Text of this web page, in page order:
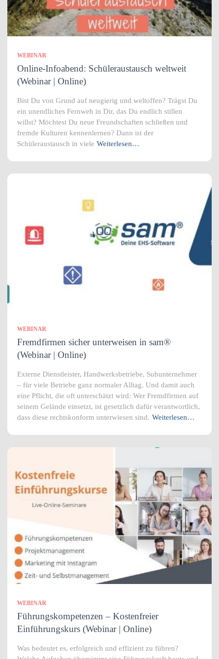
WEBINAR
Online-Infoabend: Schüleraustausch weltweit
(Webinar | Online)
Bist Du von Grund auf neugierig und weltoffen? Trägst Du
ein unendliches Fernweh in Dir, das Du endlich stillen
willst? Möchtest Du neue Freundschaften schließen und
fremde Kulturen kennenlernen? Dann ist der
Schüleraustausch in viele Weiterlesen…
WEBINAR
Fremdfirmen sicher unterweisen in sam®
(Webinar | Online)
Externe Dienstleister, Handwerksbetriebe, Subunternehmer
– für viele Betriebe ganz normaler Alltag. Und damit auch
eine Pflicht, die oft unterschätzt wird: Wer Fremdfirmen auf
seinem Gelände einsetzt, ist gesetzlich dafür verantwortlich,
dass diese rechtskonform unterwiesen sind. Weiterlesen…
WEBINAR
Führungskompetenzen – Kostenfreier
Einführungskurs (Webinar | Online)
Was bedeutet es, erfolgreich und effizient zu führen?